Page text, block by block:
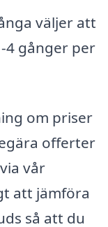
väljer att
4 gånger per
om priser
offerter
vår
att jämföra
så att du